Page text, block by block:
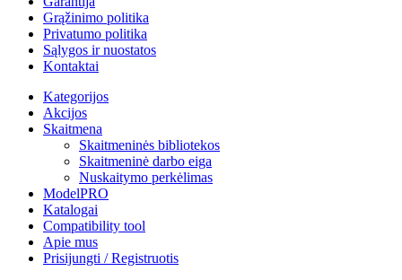
Grąžinimo politika
Privatumo politika
Sąlygos ir nuostatos
Kontaktai
Kategorijos
Akcijos
Skaitmena
Skaitmeninės bibliotekos
Skaitmeninė darbo eiga
Nuskaitymo perkėlimas
ModelPRO
Katalogai
Compatibility tool
Apie mus
Prisijungti / Registruotis